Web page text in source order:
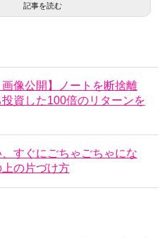
記事を読む
像公開】ノートを断捨離
資した100倍のリターンを
すぐにごちゃごちゃにな
の片づけ方